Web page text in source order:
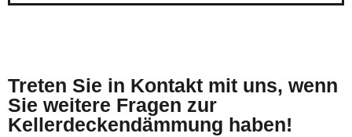
Treten Sie in Kontakt mit uns, wenn
Sie weitere Fragen zur
Kellerdeckendämmung haben!